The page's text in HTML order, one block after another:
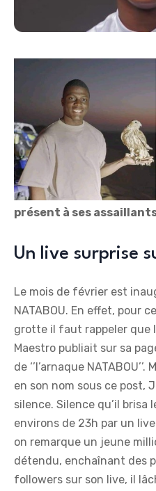
présent à ses
Un live surprise
Le mois de février est
NATABOU. En effet, pour
grotte il faut rappeler que
Maestro publiait sur sa
de ‘’l’arnaque
en son nom sous ce post,
silence. Silence qu’il
environs de 23h par un
on remarque un jeune
détendu, enchaînant des
followers sur son live, il